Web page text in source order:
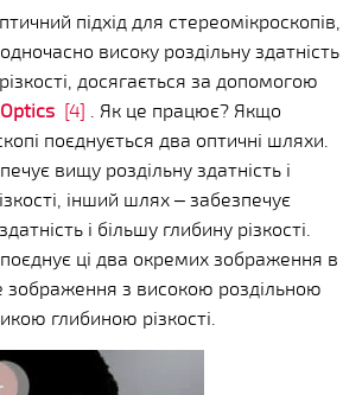
підхід для стереомікроскопів,
високу роздільну здатність
досягається за допомогою
[4] . Як це працює? Якщо
поєднується два оптичні шляхи.
вищу роздільну здатність і
інший шлях – забезпечує
і більшу глибину різкості.
ці два окремих зображення в
зображення з високою роздільною
глибиною різкості.